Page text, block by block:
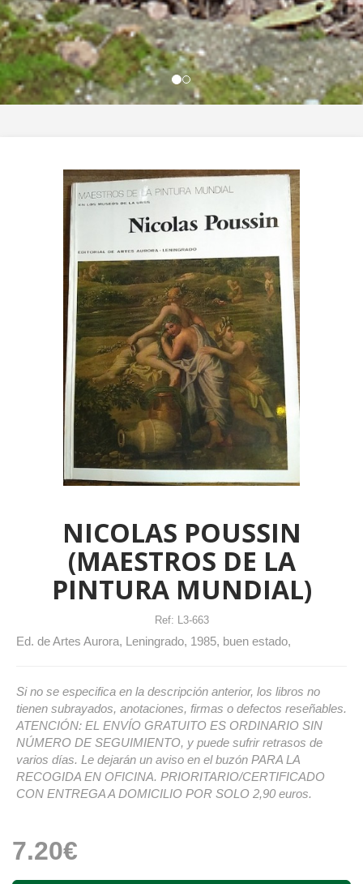
NICOLAS POUSSIN
(MAESTROS DE LA
PINTURA MUNDIAL)
Ref: L3-663
Ed. de Artes Aurora, Leningrado, 1985, buen estado,
Si no se especifica en la descripción anterior, los libros no
tienen subrayados, anotaciones, firmas o defectos reseñables.
ATENCIÓN: EL ENVÍO GRATUITO ES ORDINARIO SIN
NÚMERO DE SEGUIMIENTO, y puede sufrir retrasos de
varios días. Le dejarán un aviso en el buzón PARA LA
RECOGIDA EN OFICINA. PRIORITARIO/CERTIFICADO
CON ENTREGA A DOMICILIO POR SOLO 2,90 euros.
7.20€